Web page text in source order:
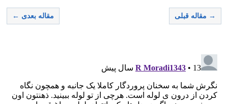
→ مقاله قبلی مقاله بعدی ←